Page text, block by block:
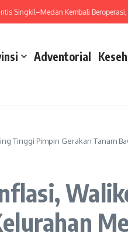
Kembali Beroperasi,
Adventorial
Tinggi Pimpin Gerakan Tanam